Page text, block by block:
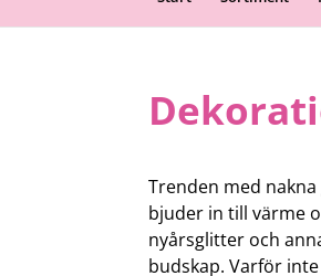
Trenden med
bjuder in till värme
nyårsglitter och
budskap. Varför